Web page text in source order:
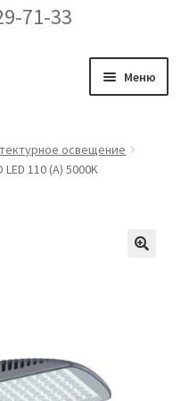
71-33
Меню
освещение
LED 110 (A) 5000K